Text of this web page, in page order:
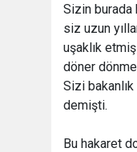
Sizin burada
siz uzun
uşaklık
döner
Sizi bakanlık
demişti.
Bu hakaret